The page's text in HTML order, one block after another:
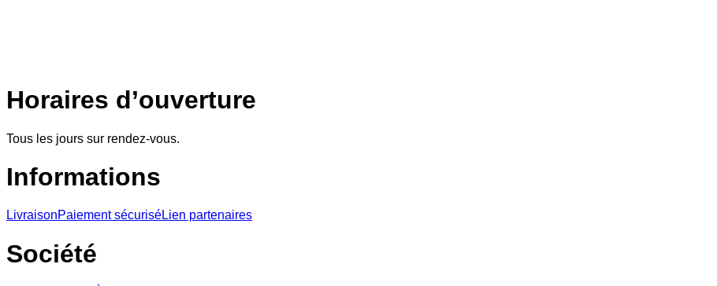
Horaires d’ouverture
Tous les jours sur rendez-vous.
Informations
LivraisonPaiement sécuriséLien partenaires
Société